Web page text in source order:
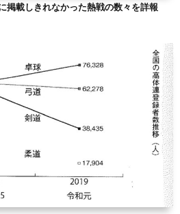
掲載しきれなかった熱戦の数々を詳報